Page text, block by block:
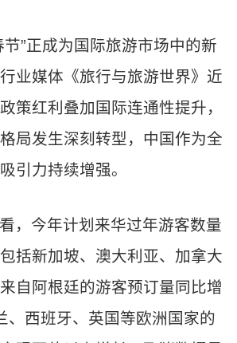
节”正成为国际旅游市场中的新
业媒体《旅行与旅游世界》近
策红利叠加国际连通性提升，
局发生深刻转型，中国作为全
引力持续增强。
，今年计划来华过年游客数量
括新加坡、澳大利亚、加拿大
自阿根廷的游客预订量同比增
、西班牙、英国等欧洲国家的